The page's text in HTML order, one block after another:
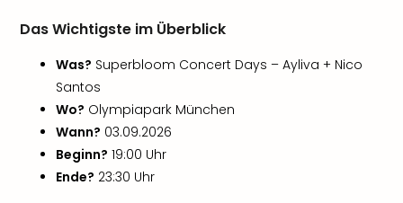
Das Wichtigste im Überblick
Was? Superbloom Concert Days – Ayliva + Nico
Santos
Wo? Olympiapark München
Wann? 03.09.2026
Beginn? 19:00 Uhr
Ende? 23:30 Uhr